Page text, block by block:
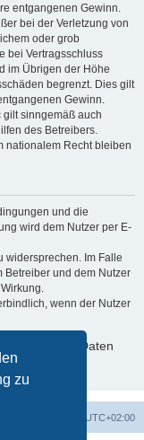
zu
entgangenen Gewinn.
bei der Verletzung von
oder grob
bei Vertragsschluss
im Übrigen der Höhe
begrenzt. Dies gilt
Gewinn.
gilt sinngemäß auch
des Betreibers.
nationalem Recht bleiben
und die
wird dem Nutzer per E-
widersprechen. Im Falle
Betreiber und dem Nutzer
wenn der Nutzer
persönlichen Daten
UTC+02:00